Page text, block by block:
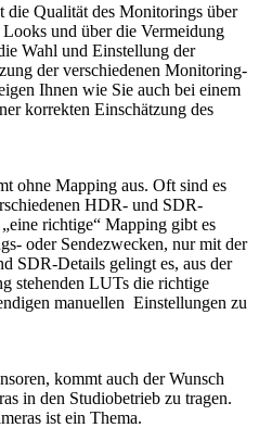
die Qualität des Monitorings über
und über die Vermeidung
Wahl und Einstellung der
der verschiedenen Monitoring-
Ihnen wie Sie auch bei einem
korrekten Einschätzung des
ohne Mapping aus. Oft sind es
HDR- und SDR-
richtige“ Mapping gibt es
oder Sendezwecken, nur mit der
SDR-Details gelingt es, aus der
stehenden LUTs die richtige
manuellen Einstellungen zu
kommt auch der Wunsch
in den Studiobetrieb zu tragen.
ist ein Thema.